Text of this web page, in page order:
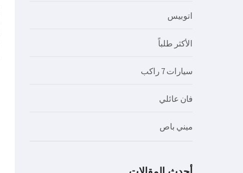
اتوبيس
الأكثر طلباً
سيارات 7 راكب
فان عائلي
ميني باص